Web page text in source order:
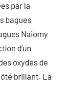
par la
bagues
Naiomy
d’un
oxydes de
brillant. La